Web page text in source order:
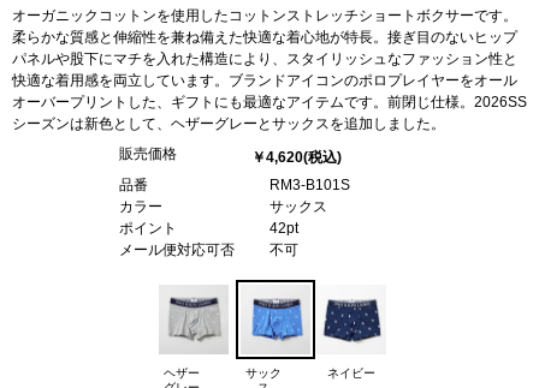
オーガニックコットンを使用したコットンストレッチショートボクサーです。
柔らかな質感と伸縮性を兼ね備えた快適な着心地が特長。接ぎ目のないヒップ
パネルや股下にマチを入れた構造により、スタイリッシュなファッション性と
快適な着用感を両立しています。ブランドアイコンのポロプレイヤーをオール
オーバープリントした、ギフトにも最適なアイテムです。前閉じ仕様。2026SS
シーズンは新色として、ヘザーグレーとサックスを追加しました。
販売価格
￥4,620(税込)
品番
RM3-B101S
カラー
サックス
ポイント
42pt
メール便対応可否
不可
ヘザー
サック
ネイビー